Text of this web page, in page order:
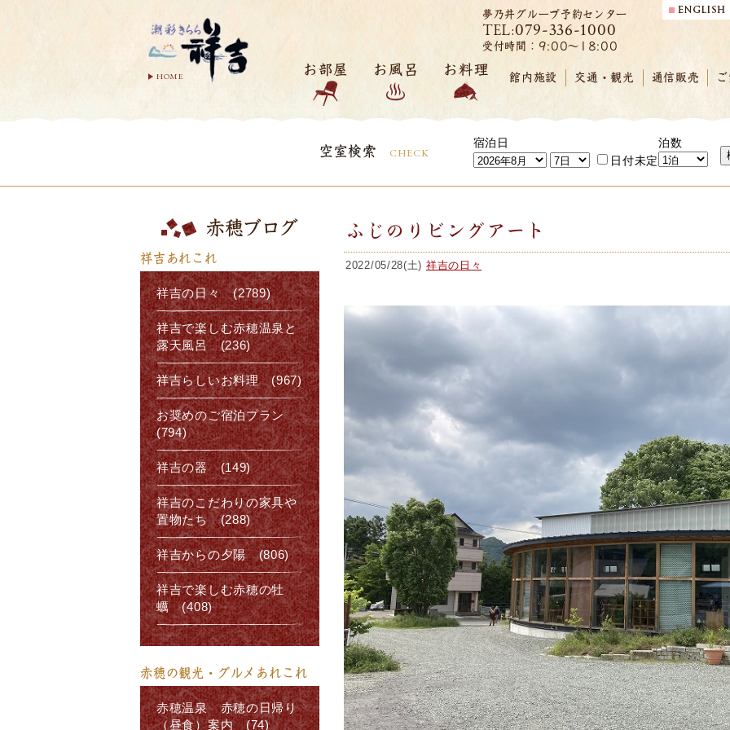
HOME
夢乃井グループ予約センター
TEL:079-336-1000
受付時間：9:00～18:00
お部屋 お風呂 お料理
館内施設 交通・観光 通信販売
空室検索 CHECK
宿泊日
日付未定
泊数
ふじのリビングアート
2022/05/28(土) 祥吉の日々
赤穂ブログ
祥吉あれこれ
祥吉の日々 (2789)
祥吉で楽しむ赤穂温泉と
露天風呂 (236)
祥吉らしいお料理 (967)
お奨めのご宿泊プラン
(794)
祥吉の器 (149)
祥吉のこだわりの家具や
置物たち (288)
祥吉からの夕陽 (806)
祥吉で楽しむ赤穂の牡
蠣 (408)
赤穂の観光・グルメあれこれ
赤穂温泉 赤穂の日帰り
（昼食）案内 (74)